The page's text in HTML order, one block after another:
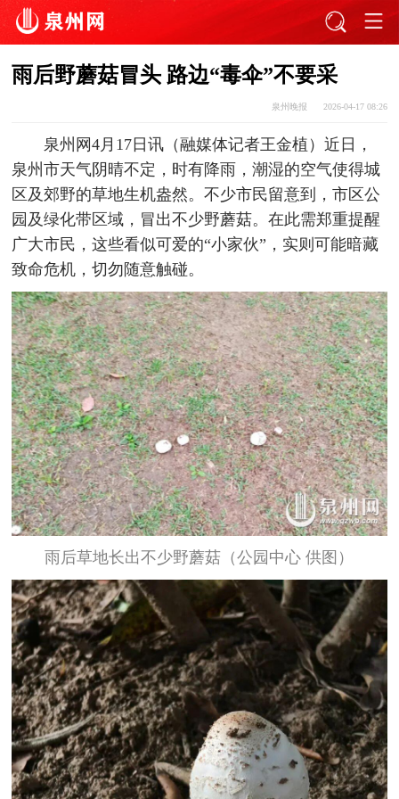
雨后野蘑菇冒头 路边“毒伞”不要采
泉州晚报 2026-04-17 08:26
泉州网4月17日讯（融媒体记者王金植）近日，
泉州市天气阴晴不定，时有降雨，潮湿的空气使得城
区及郊野的草地生机盎然。不少市民留意到，市区公
园及绿化带区域，冒出不少野蘑菇。在此需郑重提醒
广大市民，这些看似可爱的“小家伙”，实则可能暗藏
致命危机，切勿随意触碰。
雨后草地长出不少野蘑菇（公园中心 供图）